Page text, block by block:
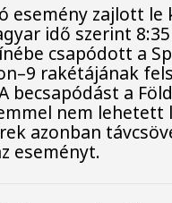
esemény zajlott le
idő szerint
csapódott a
rakétájának
becsapódást a
nem lehetett
azonban
eseményt.